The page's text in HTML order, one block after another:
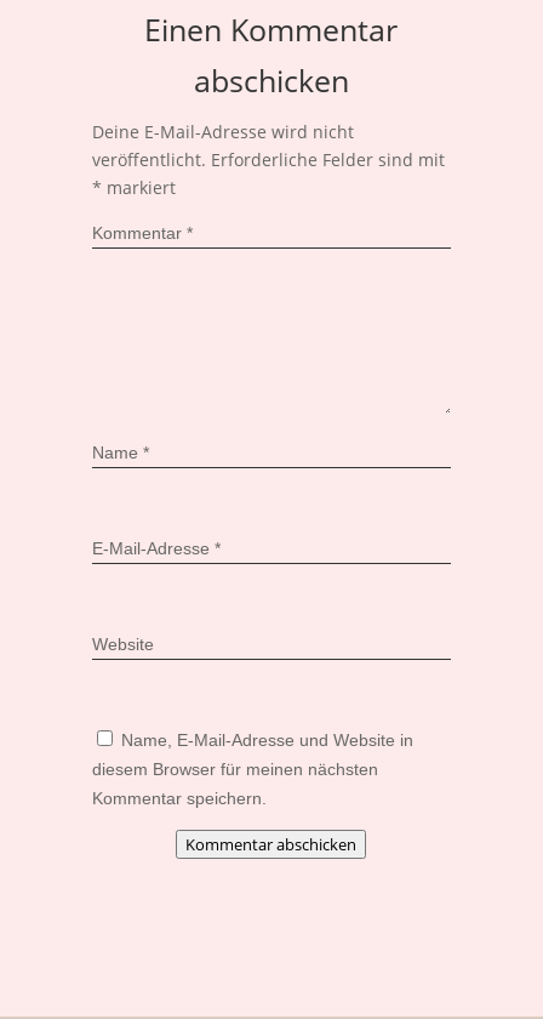
Einen Kommentar
abschicken
Deine E-Mail-Adresse wird nicht
veröffentlicht. Erforderliche Felder sind mit
* markiert
Kommentar*
Name*
E-Mail-Adresse*
Website
Name, E-Mail-Adresse und Website in
diesem Browser für meinen nächsten
Kommentar speichern.
Kommentar abschicken